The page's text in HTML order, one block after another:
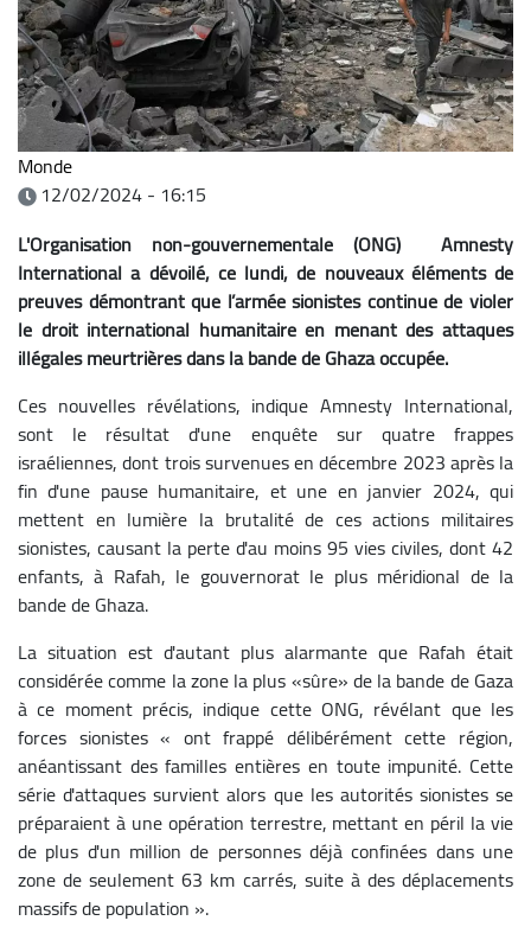
Monde
12/02/2024 - 16:15
L'Organisation non-gouvernementale (ONG) Amnesty
International a dévoilé, ce lundi, de nouveaux éléments de
preuves démontrant que l’armée sionistes continue de violer
le droit international humanitaire en menant des attaques
illégales meurtrières dans la bande de Ghaza occupée.
Ces nouvelles révélations, indique Amnesty International,
sont le résultat d'une enquête sur quatre frappes
israéliennes, dont trois survenues en décembre 2023 après la
fin d'une pause humanitaire, et une en janvier 2024, qui
mettent en lumière la brutalité de ces actions militaires
sionistes, causant la perte d'au moins 95 vies civiles, dont 42
enfants, à Rafah, le gouvernorat le plus méridional de la
bande de Ghaza.
La situation est d'autant plus alarmante que Rafah était
considérée comme la zone la plus «sûre» de la bande de Gaza
à ce moment précis, indique cette ONG, révélant que les
forces sionistes « ont frappé délibérément cette région,
anéantissant des familles entières en toute impunité. Cette
série d'attaques survient alors que les autorités sionistes se
préparaient à une opération terrestre, mettant en péril la vie
de plus d'un million de personnes déjà confinées dans une
zone de seulement 63 km carrés, suite à des déplacements
massifs de population ».